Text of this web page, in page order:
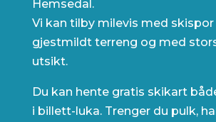
Hemsedal.
Vi kan tilby milevis med skispor
gjestmildt terreng og med
utsikt.
Du kan hente gratis skikart
i billett-luka. Trenger du pulk,